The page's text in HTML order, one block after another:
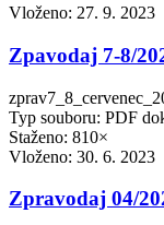
Vloženo: 27. 9. 2023
Zpavodaj 7-8/
Typ souboru: PDF
Staženo: 810×
Vloženo: 30. 6. 2023
Zpravodaj 04/